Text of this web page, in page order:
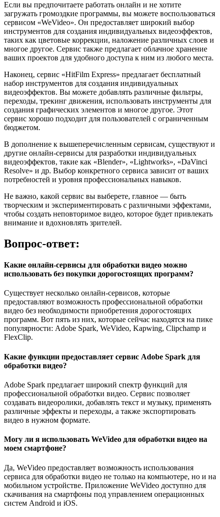
Если вы предпочитаете работать онлайн и не хотите
загружать громоздкие программы, вы можете воспользоваться
сервисом «WeVideo». Он предоставляет широкий выбор
инструментов для создания индивидуальных видеоэффектов,
таких как цветовые коррекции, наложение различных слоев и
многое другое. Сервис также предлагает облачное хранение
ваших проектов для удобного доступа к ним из любого места.
Наконец, сервис «HitFilm Express» предлагает бесплатный
набор инструментов для создания индивидуальных
видеоэффектов. Вы можете добавлять различные фильтры,
переходы, трекинг движения, использовать инструменты для
создания графических элементов и многое другое. Этот
сервис хорошо подходит для пользователей с ограниченным
бюджетом.
В дополнение к вышеперечисленным сервисам, существуют и
другие онлайн-сервисы для разработки индивидуальных
видеоэффектов, такие как «Blender», «Lightworks», «DaVinci
Resolve» и др. Выбор конкретного сервиса зависит от ваших
потребностей и уровня профессиональных навыков.
Не важно, какой сервис вы выберете, главное — быть
творческим и экспериментировать с различными эффектами,
чтобы создать неповторимое видео, которое будет привлекать
внимание и вдохновлять зрителей.
Вопрос-ответ:
Какие онлайн-сервисы для обработки видео можно
использовать без покупки дорогостоящих программ?
Существует несколько онлайн-сервисов, которые
предоставляют возможность профессиональной обработки
видео без необходимости приобретения дорогостоящих
программ. Вот пять из них, которые сейчас находятся на пике
популярности: Adobe Spark, WeVideo, Kapwing, Clipchamp и
FlexClip.
Какие функции предоставляет сервис Adobe Spark для
обработки видео?
Adobe Spark предлагает широкий спектр функций для
профессиональной обработки видео. Сервис позволяет
создавать видеоролики, добавлять текст и музыку, применять
различные эффекты и переходы, а также экспортировать
видео в нужном формате.
Могу ли я использовать WeVideo для обработки видео на
моем смартфоне?
Да, WeVideo предоставляет возможность использования
сервиса для обработки видео не только на компьютере, но и на
мобильном устройстве. Приложение WeVideo доступно для
скачивания на смартфоны под управлением операционных
систем Android и iOS.